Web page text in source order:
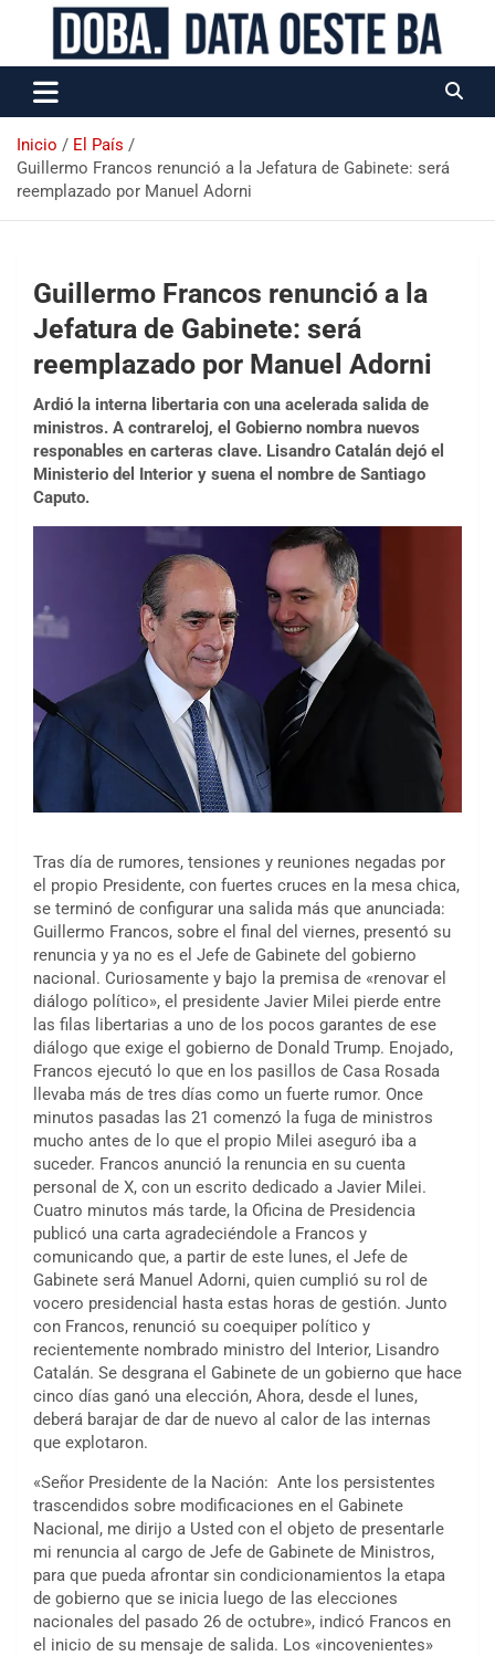
Data Oeste BA
Inicio
El País
Guillermo Francos renunció a la Jefatura de Gabinete: será
reemplazado por Manuel Adorni
Guillermo Francos renunció a la
Jefatura de Gabinete: será
reemplazado por Manuel Adorni
Ardió la interna libertaria con una acelerada salida de
ministros. A contrareloj, el Gobierno nombra nuevos
responables en carteras clave. Lisandro Catalán dejó el
Ministerio del Interior y suena el nombre de Santiago
Caputo.
Tras día de rumores, tensiones y reuniones negadas por
el propio Presidente, con fuertes cruces en la mesa chica,
se terminó de configurar una salida más que anunciada:
Guillermo Francos, sobre el final del viernes, presentó su
renuncia y ya no es el Jefe de Gabinete del gobierno
nacional. Curiosamente y bajo la premisa de «renovar el
diálogo político», el presidente Javier Milei pierde entre
las filas libertarias a uno de los pocos garantes de ese
diálogo que exige el gobierno de Donald Trump. Enojado,
Francos ejecutó lo que en los pasillos de Casa Rosada
llevaba más de tres días como un fuerte rumor. Once
minutos pasadas las 21 comenzó la fuga de ministros
mucho antes de lo que el propio Milei aseguró iba a
suceder. Francos anunció la renuncia en su cuenta
personal de X, con un escrito dedicado a Javier Milei.
Cuatro minutos más tarde, la Oficina de Presidencia
publicó una carta agradeciéndole a Francos y
comunicando que, a partir de este lunes, el Jefe de
Gabinete será Manuel Adorni, quien cumplió su rol de
vocero presidencial hasta estas horas de gestión. Junto
con Francos, renunció su coequiper político y
recientemente nombrado ministro del Interior, Lisandro
Catalán. Se desgrana el Gabinete de un gobierno que hace
cinco días ganó una elección, Ahora, desde el lunes,
deberá barajar de dar de nuevo al calor de las internas
que explotaron.
«Señor Presidente de la Nación: Ante los persistentes
trascendidos sobre modificaciones en el Gabinete
Nacional, me dirijo a Usted con el objeto de presentarle
mi renuncia al cargo de Jefe de Gabinete de Ministros,
para que pueda afrontar sin condicionamientos la etapa
de gobierno que se inicia luego de las elecciones
nacionales del pasado 26 de octubre», indicó Francos en
el inicio de su mensaje de salida. Los «incovenientes»